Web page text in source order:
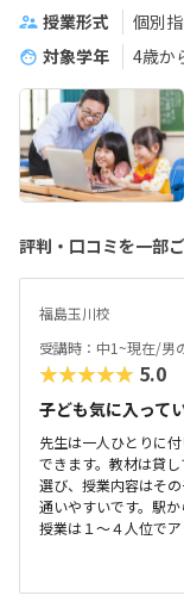
授業形式
個別
対象学年
4歳か
評判・口コミを一部
福島玉川校
受講時：中1~現在/男
★★★★★ 5.0
子ども気に入って
先生は一人ひとりに
できます。教材は貸
選び、授業内容はそ
通いやすいです。駅
授業は１〜４人位で
トを貸してもらえま
います。購入も可能
安価で、大阪市の塾